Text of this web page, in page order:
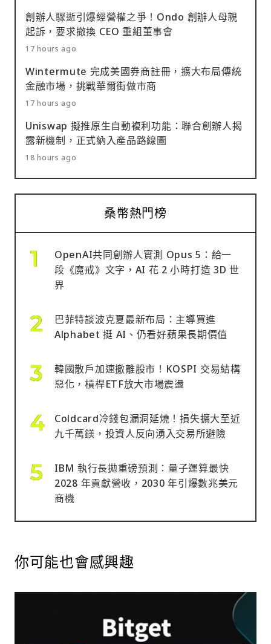
創辦人驟逝引爆經營權之爭！Ondo 創辦人母親
起訴，要求撤換 CEO 重組董事會
17 hours ago
Wintermute 完成美國券商註冊，擴大布局傳統
金融市場，挑戰華爾街做市商
17 hours ago
Uniswap 擬推原生自動複利功能：聯合創辦人揭
露新機制，正式納入產品路線圖
18 hours ago
桑幣熱門榜
OpenAI共同創辦人實測 Opus 5：給一
段《魔戒》文字，AI 花 2 小時打造 3D 世
界
巴菲特談波克夏最新布局：主導買進
Alphabet 挺 AI、仍看好蘋果長期價值
韓國散戶加速撤離股市！KOSPI 交易結構
惡化，槓桿ETF放大市場震盪
Coldcard冷錢包漏洞延燒！損失擴大至近
九千萬鎂，投資人反向湧入交易所避險
IBM 執行長拋重磅預測：量子運算最快
2028 年貢獻營收，2030 年引爆數兆美元
商機
你可能也會感興趣